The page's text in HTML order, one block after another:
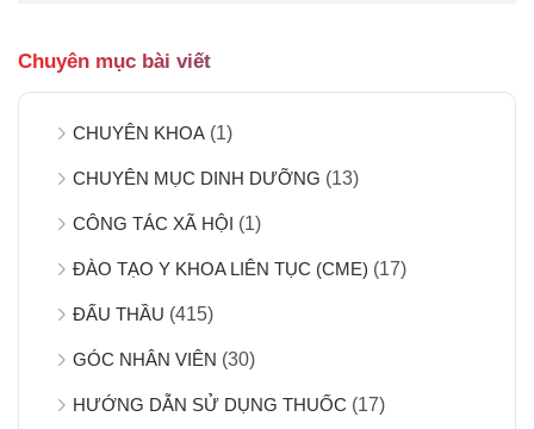
Chuyên mục bài viết
CHUYÊN KHOA (1)
CHUYÊN MỤC DINH DƯỠNG (13)
CÔNG TÁC XÃ HỘI (1)
ĐÀO TẠO Y KHOA LIÊN TỤC (CME) (17)
ĐẤU THẦU (415)
GÓC NHÂN VIÊN (30)
HƯỚNG DẪN SỬ DỤNG THUỐC (17)